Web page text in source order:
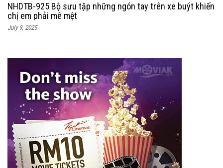
NHDTB-925 Bộ sưu tập những ngón tay trên xe buýt khiến
chị em phải mê mệt
July 9, 2025